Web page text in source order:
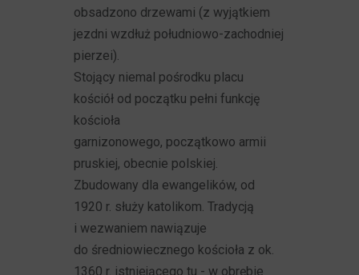
obsadzono drzewami (z wyjątkiem
jezdni wzdłuż południowo-zachodniej
pierzei).
Stojący niemal pośrodku placu
kościół od początku pełni funkcję
kościoła
garnizonowego, początkowo armii
pruskiej, obecnie polskiej.
Zbudowany dla ewangelików, od
1920 r. służy katolikom. Tradycją
i wezwaniem nawiązuje
do średniowiecznego kościoła z ok.
1360 r. istniejącego tu - w obrębie